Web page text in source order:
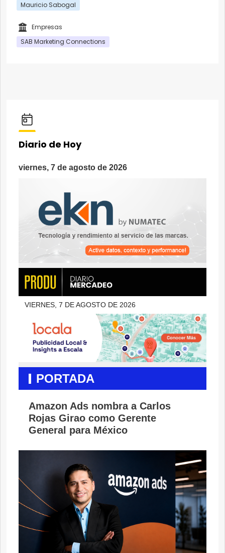
Mauricio Sabogal
Empresas
SAB Marketing Connections
Diario de Hoy
viernes, 7 de agosto de 2026